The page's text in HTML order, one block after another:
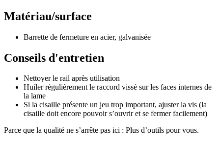
Matériau/surface
Barrette de fermeture en acier, galvanisée
Conseils d'entretien
Nettoyer le rail après utilisation
Huiler régulièrement le raccord vissé sur les faces internes de
la lame
Si la cisaille présente un jeu trop important, ajuster la vis (la
cisaille doit encore pouvoir s’ouvrir et se fermer facilement)
Parce que la qualité ne s’arrête pas ici : Plus d’outils pour vous.